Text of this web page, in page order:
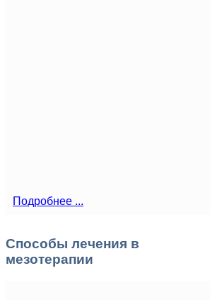
Подробнее ...
Способы лечения в
мезотерапии